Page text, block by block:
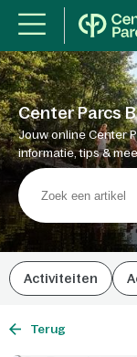
Center Parcs
Jouw online Center
informatie, tips &
Activiteiten
Terug